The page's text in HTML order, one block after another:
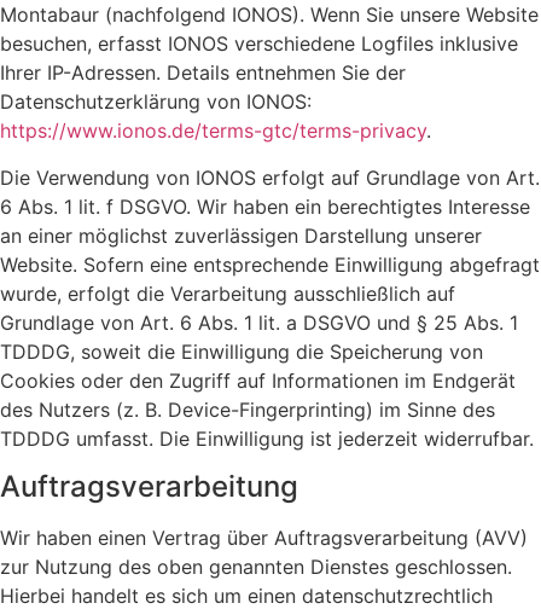
Montabaur (nachfolgend IONOS). Wenn Sie unsere Website
besuchen, erfasst IONOS verschiedene Logfiles inklusive
Ihrer IP-Adressen. Details entnehmen Sie der
Datenschutzerklärung von IONOS:
https://www.ionos.de/terms-gtc/terms-privacy.
Die Verwendung von IONOS erfolgt auf Grundlage von Art.
6 Abs. 1 lit. f DSGVO. Wir haben ein berechtigtes Interesse
an einer möglichst zuverlässigen Darstellung unserer
Website. Sofern eine entsprechende Einwilligung abgefragt
wurde, erfolgt die Verarbeitung ausschließlich auf
Grundlage von Art. 6 Abs. 1 lit. a DSGVO und § 25 Abs. 1
TDDDG, soweit die Einwilligung die Speicherung von
Cookies oder den Zugriff auf Informationen im Endgerät
des Nutzers (z. B. Device-Fingerprinting) im Sinne des
TDDDG umfasst. Die Einwilligung ist jederzeit widerrufbar.
Auftragsverarbeitung
Wir haben einen Vertrag über Auftragsverarbeitung (AVV)
zur Nutzung des oben genannten Dienstes geschlossen.
Hierbei handelt es sich um einen datenschutzrechtlich